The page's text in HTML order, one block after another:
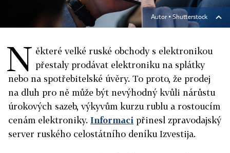
Autor ▪ Shutterstock
N ěkteré velké ruské obchody s elektronikou
přestaly prodávat elektroniku na splátky
nebo na spotřebitelské úvěry. To proto, že prodej
na dluh pro ně může být nevýhodný kvůli nárůstu
úrokových sazeb, výkyvům kurzu rublu a rostoucím
cenám elektroniky. Informaci přinesl zpravodajský
server ruského celostátního deníku Izvestija.